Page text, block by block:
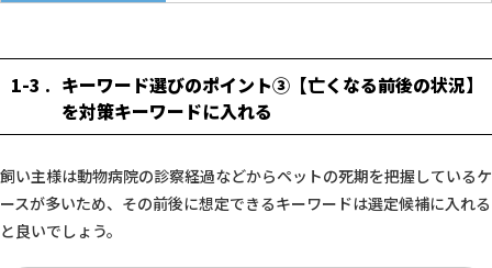
1-3
キーワード選びのポイント③【亡くなる前後の状況】
を対策キーワードに入れる
飼い主様は動物病院の診察経過などからペットの死期を把握しているケ
ースが多いため、その前後に想定できるキーワードは選定候補に入れる
と良いでしょう。